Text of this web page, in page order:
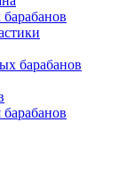
барабанов